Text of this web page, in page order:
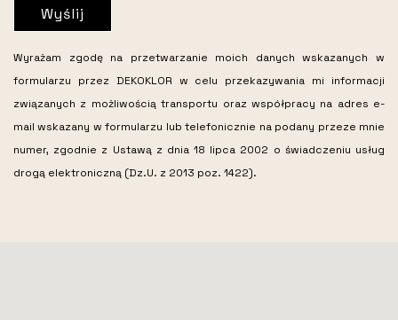
Wyślij
Wyrażam zgodę na przetwarzanie moich danych wskazanych w
formularzu przez DEKOKLOR w celu przekazywania mi informacji
związanych z możliwością transportu oraz współpracy na adres e-
mail wskazany w formularzu lub telefonicznie na podany przeze mnie
numer, zgodnie z Ustawą z dnia 18 lipca 2002 o świadczeniu usług
drogą elektroniczną (Dz.U. z 2013 poz. 1422).